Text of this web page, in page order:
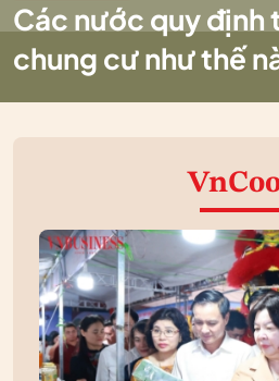
Các nước quy định
chung cư như thế